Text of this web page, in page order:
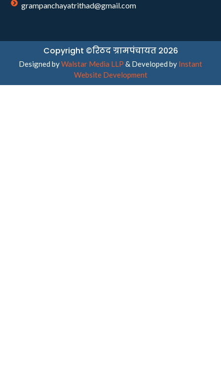
grampanchayatrithad@gmail.com
Copyright ©रिठद ग्रामपंचायत 2026
Designed byWalstar Media LLP & Developed by Instant
Website Development